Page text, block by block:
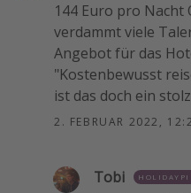
144 Euro pro Nacht
verdammt viele
Angebot für das
"Kostenbewusst
ist das doch ein
2. FEBRUAR 2022,
Tobi